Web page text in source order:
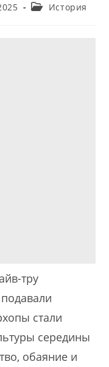
РубрикаИстория
тру
стали
середины
обаяние и